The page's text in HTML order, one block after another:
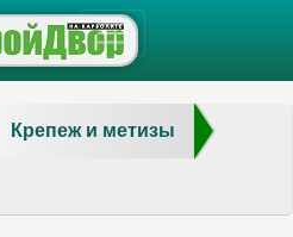
Крепеж и метизы